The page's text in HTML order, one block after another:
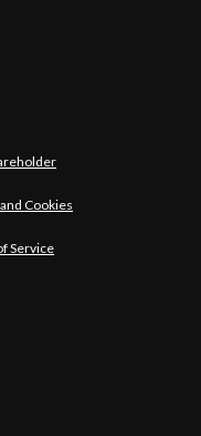
Cookies
Service